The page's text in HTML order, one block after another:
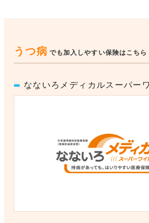
うつ病 でも加入しやすい保険はこちら
なないろメディカルスーパー